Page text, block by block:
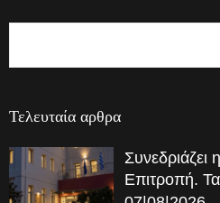
Τελευταία αρθρα
Συνεδριάζει
Επιτροπή.